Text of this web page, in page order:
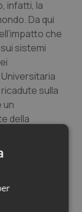
infatti, la
Da qui
che
sistemi
sulla
un
della
di ridurre il
per la